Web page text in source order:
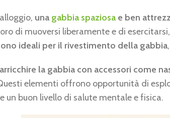
una gabbia spaziosa e ben
di muoversi liberamente e di
ideali per il rivestimento della gabbia
la gabbia con accessori come
elementi offrono opportunità di
un buon livello di salute mentale e fisica.